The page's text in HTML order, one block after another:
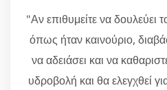
"Αν επιθυμείτε να δουλεύει
όπως ήταν καινούριο,
να αδειάσει και να
υδροβολή και θα ελεγχθεί